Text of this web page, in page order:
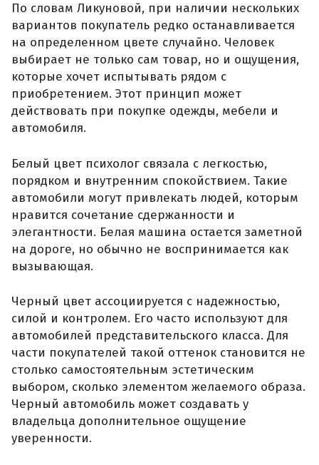
По словам Ликуновой, при наличии нескольких
вариантов покупатель редко останавливается
на определенном цвете случайно. Человек
выбирает не только сам товар, но и ощущения,
которые хочет испытывать рядом с
приобретением. Этот принцип может
действовать при покупке одежды, мебели и
автомобиля.
Белый цвет психолог связала с легкостью,
порядком и внутренним спокойствием. Такие
автомобили могут привлекать людей, которым
нравится сочетание сдержанности и
элегантности. Белая машина остается заметной
на дороге, но обычно не воспринимается как
вызывающая.
Черный цвет ассоциируется с надежностью,
силой и контролем. Его часто используют для
автомобилей представительского класса. Для
части покупателей такой оттенок становится не
столько самостоятельным эстетическим
выбором, сколько элементом желаемого образа.
Черный автомобиль может создавать у
владельца дополнительное ощущение
уверенности.